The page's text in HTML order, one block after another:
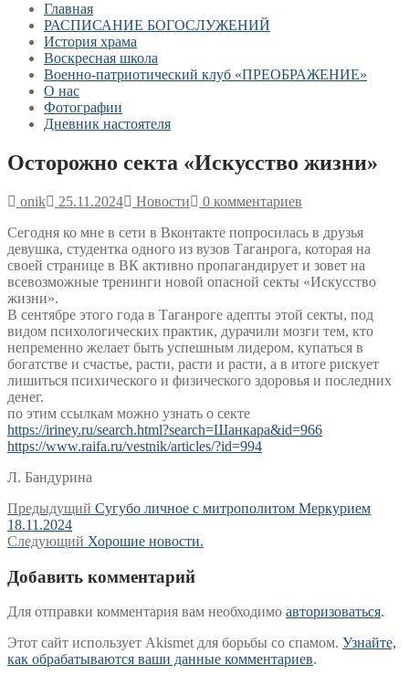
Главная
РАСПИСАНИЕ БОГОСЛУЖЕНИЙ
История храма
Воскресная школа
Военно-патриотический клуб «ПРЕОБРАЖЕНИЕ»
О нас
Фотографии
Дневник настоятеля
Осторожно секта «Искусство жизни»
onik 25.11.2024 Новости
0 комментариев
Сегодня ко мне в сети в Вконтакте попросилась в друзья
девушка, студентка одного из вузов Таганрога, которая на
своей странице в ВК активно пропагандирует и зовет на
всевозможные тренинги новой опасной секты «Искусство
жизни».
В сентябре этого года в Таганроге адепты этой секты, под
видом психологических практик, дурачили мозги тем, кто
непременно желает быть успешным лидером, купаться в
богатстве и счастье, расти, расти и расти, а в итоге рискует
лишиться психического и физического здоровья и последних
денег.
по этим ссылкам можно узнать о секте
https://iriney.ru/search.html?search=Шанкара&id=966
https://www.raifa.ru/vestnik/articles/?id=994
Л. Бандурина
Навигация
по
Предыдущий Предыдущая
Сугубо личное с митрополитом Меркурием
18.11.2024
Следующий Следующая
Хорошие новости.
Добавить комментарий
Для отправки комментария вам необходимо авторизоваться.
Этот сайт использует Akismet для борьбы со спамом. Узнайте,
как обрабатываются ваши данные комментариев.